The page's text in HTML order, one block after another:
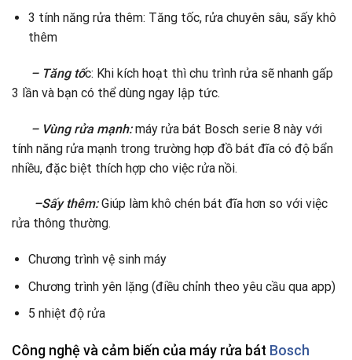
3 tính năng rửa thêm: Tăng tốc, rửa chuyên sâu, sấy khô
thêm
– Tăng tốc: Khi kích hoạt thì chu trình rửa sẽ nhanh gấp
3 lần và bạn có thể dùng ngay lập tức.
– Vùng rửa mạnh:máy rửa bát Bosch serie 8 này với
tính năng rửa mạnh trong trường hợp đồ bát đĩa có độ bẩn
nhiều, đặc biệt thích hợp cho việc rửa nồi.
–Sấy thêm:Giúp làm khô chén bát đĩa hơn so với việc
rửa thông thường.
Chương trình vệ sinh máy
Chương trình yên lặng (điều chỉnh theo yêu cầu qua app)
5 nhiệt độ rửa
Công nghệ và cảm biến của máy rửa bát Bosch